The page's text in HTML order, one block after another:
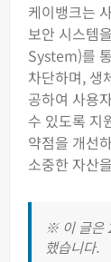
케이뱅크는
보안 시스템
System)를
차단하며, 생
공하여 사용
수 있도록 지
약점을 개선
소중한 자산
※ 이 글은
했습니다.